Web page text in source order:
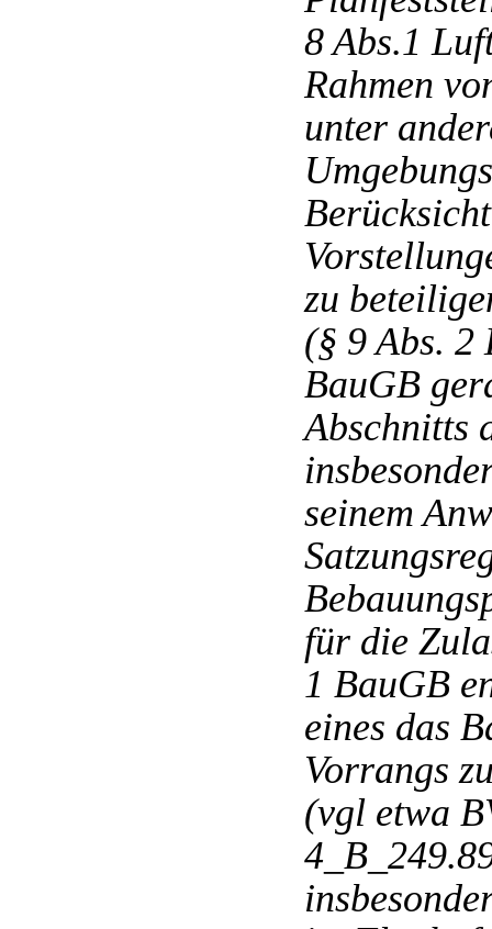
8 Abs.1
Rahmen
unter
zu
(§ 9 Abs. 2
BauGB
Abschnitts
seinem
für die
1 BauGB
eines das
Vorrangs
(vgl etwa